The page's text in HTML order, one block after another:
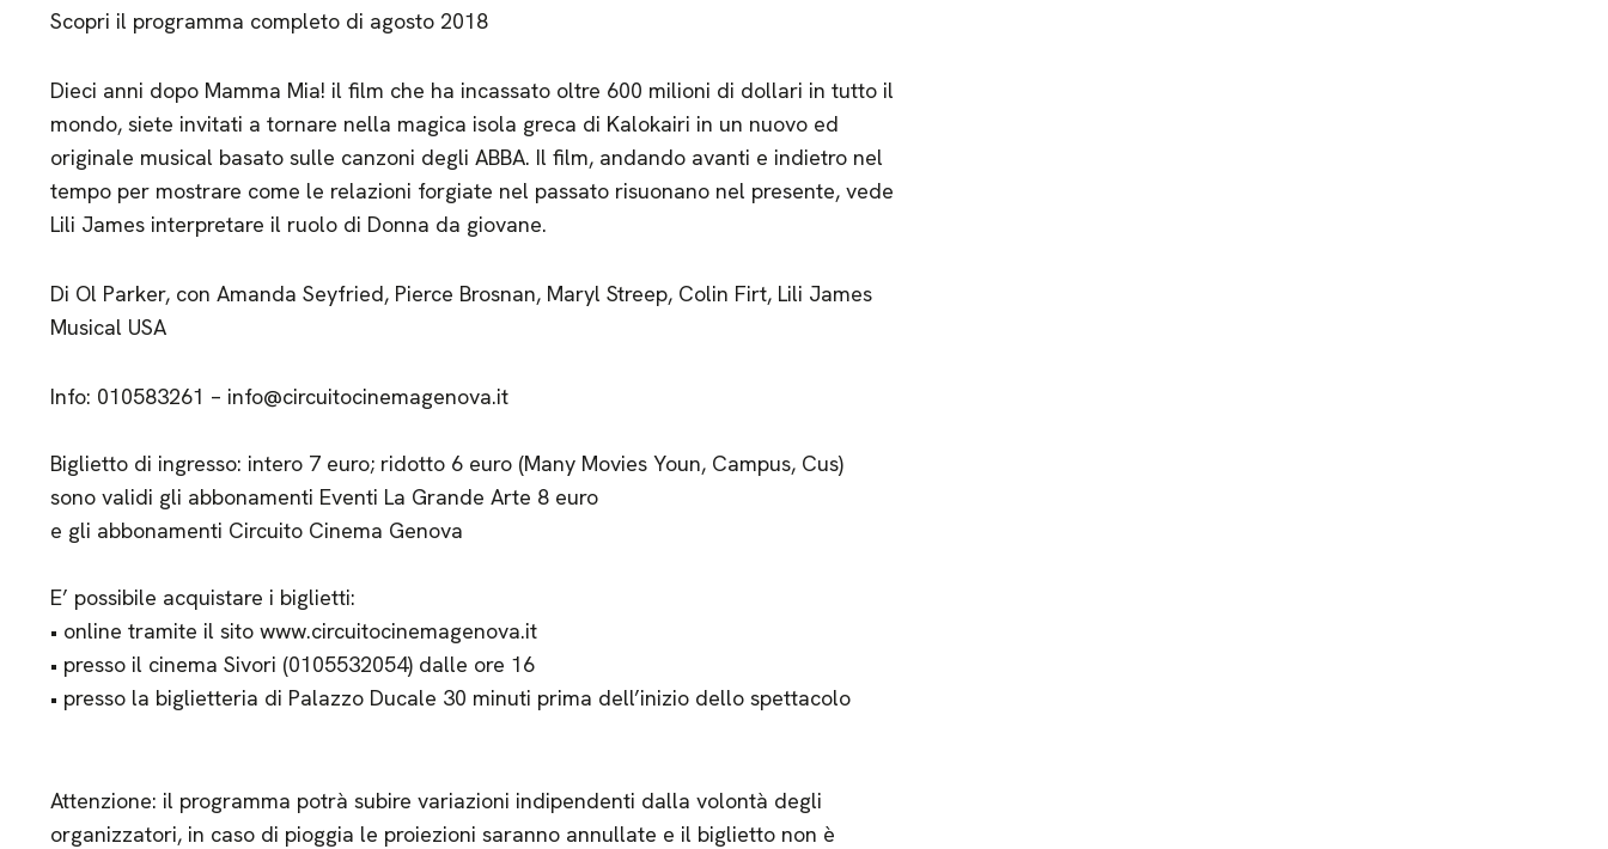
Scopri il programma completo di agosto 2018
Dieci anni dopo Mamma Mia! il film che ha incassato oltre 600 milioni di dollari in tutto il
mondo, siete invitati a tornare nella magica isola greca di Kalokairi in un nuovo ed
originale musical basato sulle canzoni degli ABBA. Il film, andando avanti e indietro nel
tempo per mostrare come le relazioni forgiate nel passato risuonano nel presente, vede
Lili James interpretare il ruolo di Donna da giovane.
Di Ol Parker, con Amanda Seyfried, Pierce Brosnan, Maryl Streep, Colin Firt, Lili James
Musical USA
Info: 010583261 – info@circuitocinemagenova.it
Biglietto di ingresso: intero 7 euro; ridotto 6 euro (Many Movies Youn, Campus, Cus)
sono validi gli abbonamenti Eventi La Grande Arte 8 euro
e gli abbonamenti Circuito Cinema Genova
E’ possibile acquistare i biglietti:
• online tramite il sito www.circuitocinemagenova.it
• presso il cinema Sivori (0105532054) dalle ore 16
• presso la biglietteria di Palazzo Ducale 30 minuti prima dell’inizio dello spettacolo
Attenzione: il programma potrà subire variazioni indipendenti dalla volontà degli
organizzatori, in caso di pioggia le proiezioni saranno annullate e il biglietto non è